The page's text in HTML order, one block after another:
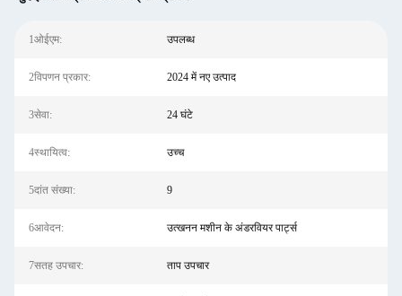
1ओईएम: उपलब्ध
2विपणन प्रकार: 2024 में नए उत्पाद
3सेवा: 24 घंटे
4स्थायित्व: उच्च
5दांत संख्या: 9
6आवेदन: उत्खनन मशीन के अंडरवियर पार्ट्स
7सतह उपचार: ताप उपचार